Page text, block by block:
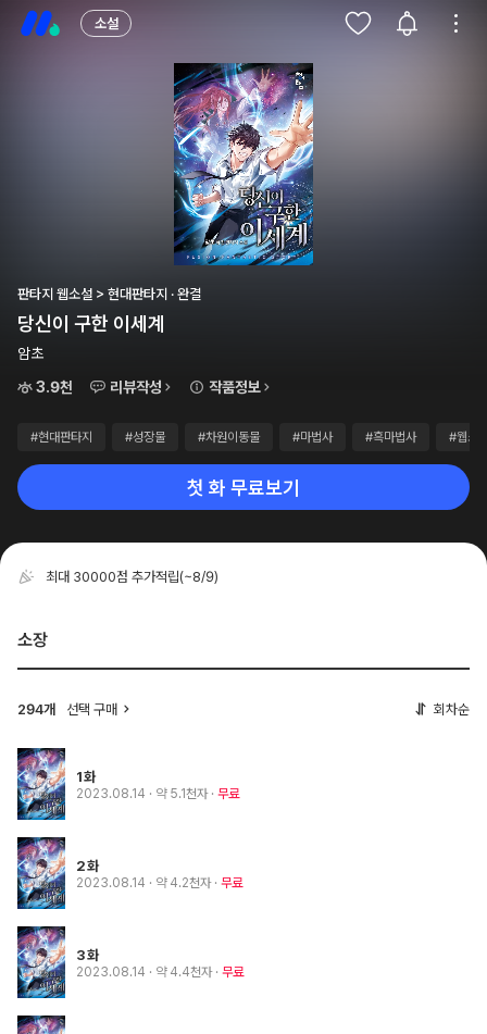
소설
판타지 웹소설 > 현대판타지 · 완결
당신이 구한 이세계
암초
3.9천
리뷰작성 작품정보
#현대판타지 #성장물 #차원이동물 #마법사 #흑마법사 #웹소
첫 화 무료보기
최대 30000점 추가적립(~8/9)
소장
294개 선택 구매 회차순
1화
2023.08.14 · 약 5.1천자 무료
2화
2023.08.14 · 약 4.2천자 무료
3화
2023.08.14 · 약 4.4천자 무료